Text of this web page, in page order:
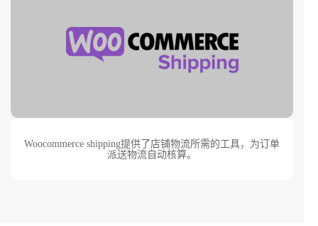
Woocommerce shipping提供了店铺物流所需的工具，为订单
派送物流自动核算。